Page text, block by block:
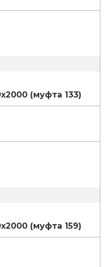
(муфта 133)
(муфта 159)